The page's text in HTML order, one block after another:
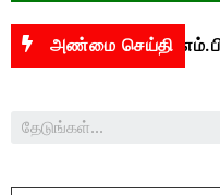
அண்மை செய்தி
இன்று எம்.பி.க்கள்